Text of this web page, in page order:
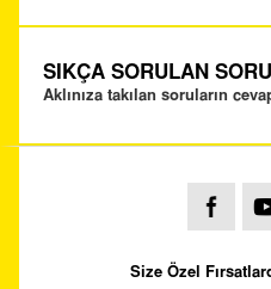
SIKÇA SORULAN
Aklınıza takılan soruların
Size Özel